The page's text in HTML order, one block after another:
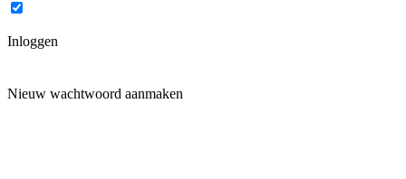
Inloggen
Nieuw wachtwoord aanmaken